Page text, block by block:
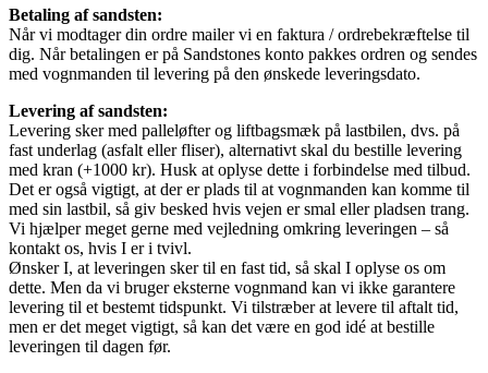
Betaling af sandsten:
Når vi modtager din ordre mailer vi en faktura / ordrebekræftelse til
dig. Når betalingen er på Sandstones konto pakkes ordren og sendes
med vognmanden til levering på den ønskede leveringsdato.
Levering af sandsten:
Levering sker med palleløfter og liftbagsmæk på lastbilen, dvs. på
fast underlag (asfalt eller fliser), alternativt skal du bestille levering
med kran (+1000 kr). Husk at oplyse dette i forbindelse med tilbud.
Det er også vigtigt, at der er plads til at vognmanden kan komme til
med sin lastbil, så giv besked hvis vejen er smal eller pladsen trang.
Vi hjælper meget gerne med vejledning omkring leveringen – så
kontakt os, hvis I er i tvivl.
Ønsker I, at leveringen sker til en fast tid, så skal I oplyse os om
dette. Men da vi bruger eksterne vognmand kan vi ikke garantere
levering til et bestemt tidspunkt. Vi tilstræber at levere til aftalt tid,
men er det meget vigtigt, så kan det være en god idé at bestille
leveringen til dagen før.